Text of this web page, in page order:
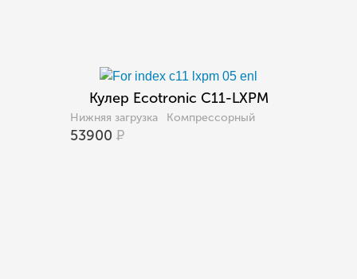
Кулер Ecotronic C11-LXPM
Нижняя загрузка Компрессорный
53900 Р